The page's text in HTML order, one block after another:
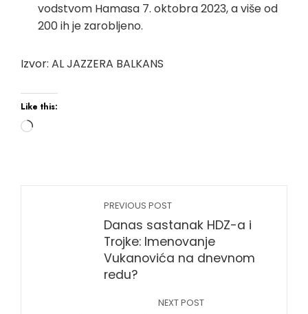
vodstvom Hamasa 7. oktobra 2023, a više od
200 ih je zarobljeno.
Izvor: AL JAZZERA BALKANS
Like this:
PREVIOUS POST
Danas sastanak HDZ-a i
Trojke: Imenovanje
Vukanovića na dnevnom
redu?
NEXT POST